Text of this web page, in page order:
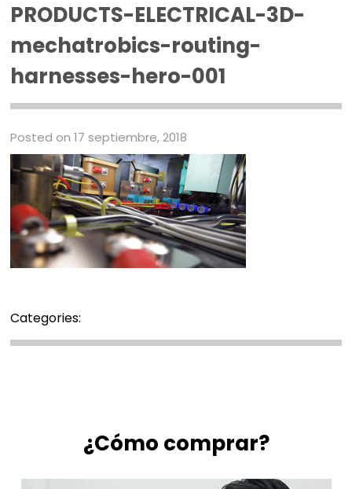
PRODUCTS-ELECTRICAL-3D-
mechatrobics-routing-
harnesses-hero-001
Posted on 17 septiembre, 2018
Categories:
¿Cómo comprar?